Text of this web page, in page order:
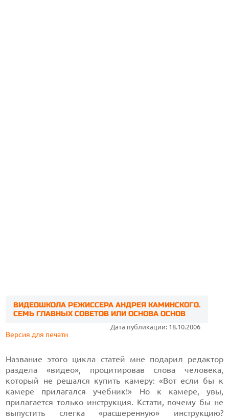
ВИДЕОШКОЛА РЕЖИССЕРА АНДРЕЯ КАМИНСКОГО.
СЕМЬ ГЛАВНЫХ СОВЕТОВ ИЛИ ОСНОВА ОСНОВ
Дата публикации: 18.10.2006
Версия для печати
Название этого цикла статей мне подарил редактор
раздела «видео», процитировав слова человека,
который не решался купить камеру: «Вот если бы к
камере прилагался учебник!» Но к камере, увы,
прилагается только инструкция. Кстати, почему бы не
выпустить слегка «расшеренную» инструкцию?